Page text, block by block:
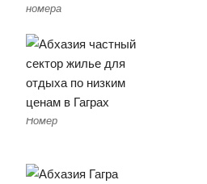
номера
Номер